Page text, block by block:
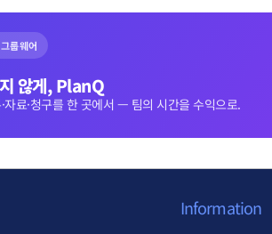
룹웨어
않게, PlanQ
·자료·청구를 한 곳에서 — 팀의 시간을 수익으로.
Information